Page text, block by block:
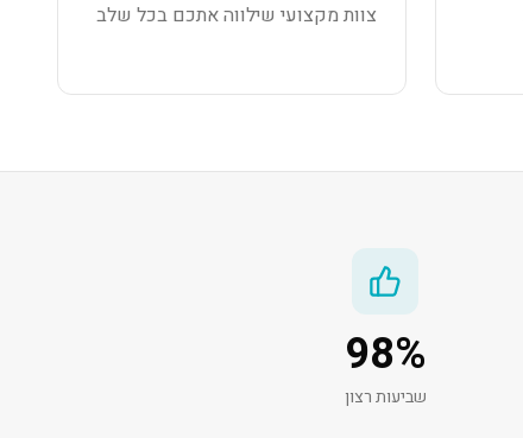
צוות מקצועי שילווה אתכם בכל שלב
98%
שביעות רצון